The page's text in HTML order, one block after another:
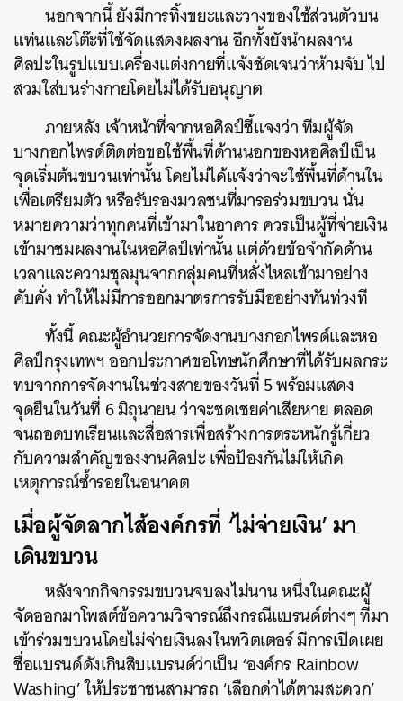
นอกจากนี้ ยังมีการทิ้งขยะและวางของใช้ส่วนตัวบน
แท่นและโต๊ะที่ใช้จัดแสดงผลงาน อีกทั้งยังนำผลงาน
ศิลปะในรูปแบบเครื่องแต่งกายที่แจ้งชัดเจนว่าห้ามจับ ไป
สวมใส่บนร่างกายโดยไม่ได้รับอนุญาต
ภายหลัง เจ้าหน้าที่จากหอศิลป์ชี้แจงว่า ทีมผู้จัด
บางกอกไพรด์ติดต่อขอใช้พื้นที่ด้านนอกของหอศิลป์เป็น
จุดเริ่มต้นขบวนเท่านั้น โดยไม่ได้แจ้งว่าจะใช้พื้นที่ด้านใน
เพื่อเตรียมตัว หรือรับรองมวลชนที่มารอร่วมขบวน นั่น
หมายความว่าทุกคนที่เข้ามาในอาคาร ควรเป็นผู้ที่จ่ายเงิน
เข้ามาชมผลงานในหอศิลป์เท่านั้น แต่ด้วยข้อจำกัดด้าน
เวลาและความชุลมุนจากกลุ่มคนที่หลั่งไหลเข้ามาอย่าง
คับคั่ง ทำให้ไม่มีการออกมาตรการรับมืออย่างทันท่วงที
ทั้งนี้ คณะผู้อำนวยการจัดงานบางกอกไพรด์และหอ
ศิลป์กรุงเทพฯ ออกประกาศขอโทษนักศึกษาที่ได้รับผลกระ
ทบจากการจัดงานในช่วงสายของวันที่ 5 พร้อมแสดง
จุดยืนในวันที่ 6 มิถุนายน ว่าจะชดเชยค่าเสียหาย ตลอด
จนถอดบทเรียนและสื่อสารเพื่อสร้างการตระหนักรู้เกี่ยว
กับความสำคัญของงานศิลปะ เพื่อป้องกันไม่ให้เกิด
เหตุการณ์ซ้ำรอยในอนาคต
เมื่อผู้จัดลากไส้องค์กรที่ ‘ไม่จ่ายเงิน’ มา
เดินขบวน
หลังจากกิจกรรมขบวนจบลงไม่นาน หนึ่งในคณะผู้
จัดออกมาโพสต์ข้อความวิจารณ์ถึงกรณีแบรนด์ต่างๆ ที่มา
เข้าร่วมขบวนโดยไม่จ่ายเงินลงในทวิตเตอร์ มีการเปิดเผย
ชื่อแบรนด์ดังเกินสิบแบรนด์ว่าเป็น ‘องค์กร Rainbow
Washing’ ให้ประชาชนสามารถ ‘เลือกด่าได้ตามสะดวก’